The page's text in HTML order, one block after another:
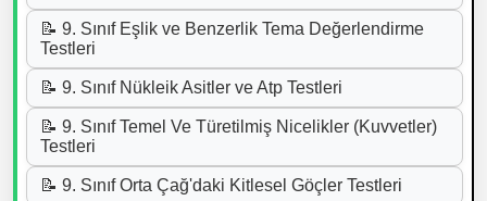
📝 9. Sınıf Eşlik ve Benzerlik Tema Değerlendirme
Testleri
📝 9. Sınıf Nükleik Asitler ve Atp Testleri
📝 9. Sınıf Temel Ve Türetilmiş Nicelikler (Kuvvetler)
Testleri
📝 9. Sınıf Orta Çağ'daki Kitlesel Göçler Testleri